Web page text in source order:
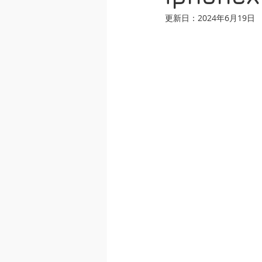
iphone5シリーズ ipadシリー
更新日： 2024年6月19日